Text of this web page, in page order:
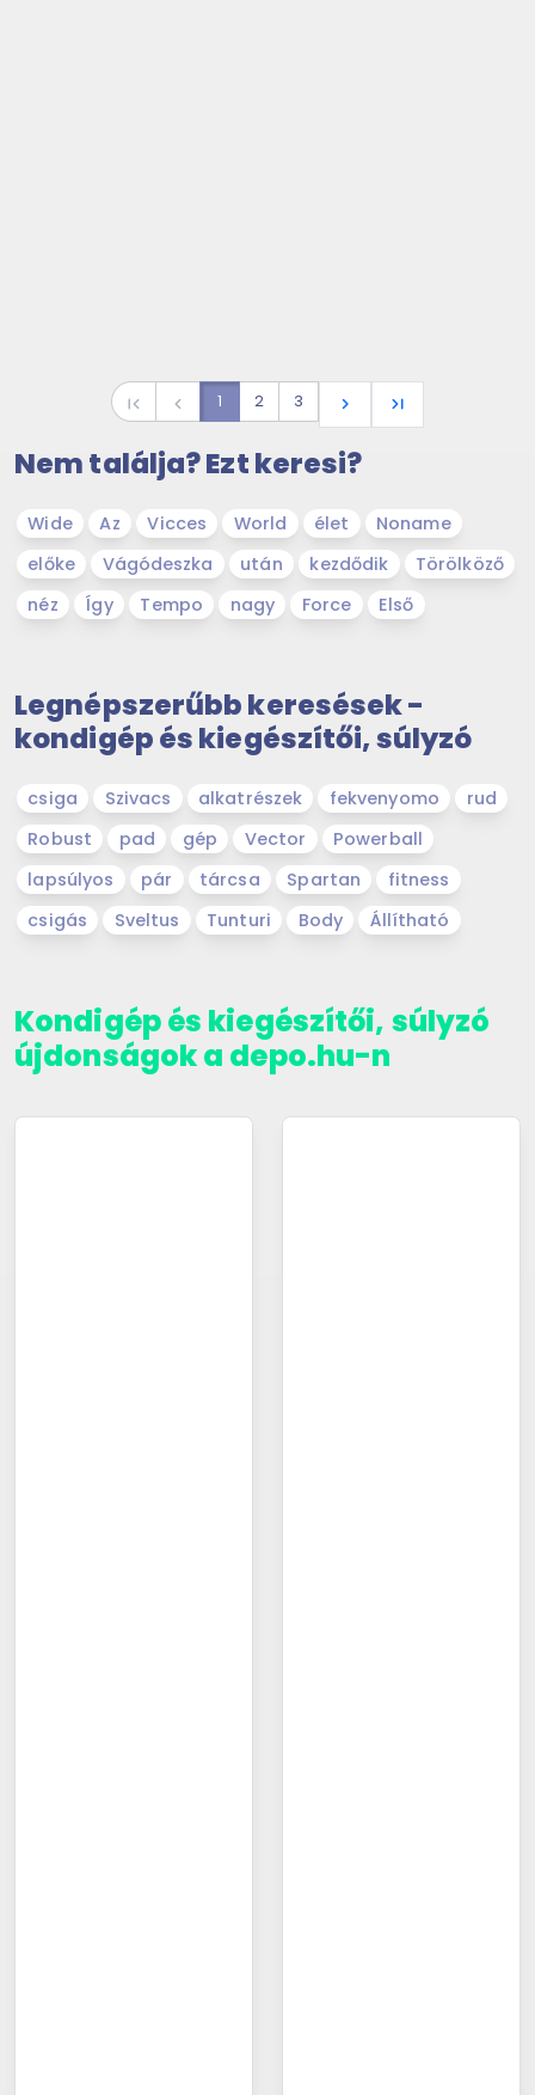
first_page navigate_before 1 2 3 navigate_next last_page
Nem találja? Ezt keresi?
Wide Az Vicces World élet
Noname
előke
Vágódeszka után kezdődik
Törölköző
néz
Így Tempo nagy Force Első
Legnépszerűbb keresések -
kondigép és kiegészítői, súlyzó
csiga Szivacs alkatrészek fekvenyomo
rud
Robust
pad gép Vector
Powerball
lapsúlyos
pár tárcsa Spartan
fitness
csigás
Sveltus Tunturi Body Állítható
Kondigép és kiegészítői, súlyzó
újdonságok a depo.hu-n